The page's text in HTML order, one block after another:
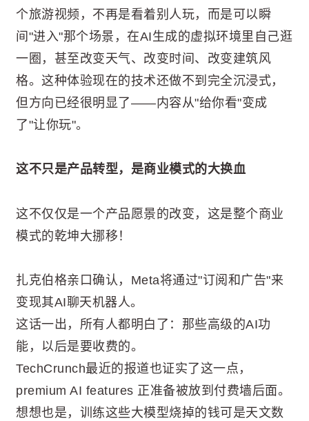
个旅游视频，不再是看着别人玩，而是可以瞬
间"进入"那个场景，在AI生成的虚拟环境里自己逛
一圈，甚至改变天气、改变时间、改变建筑风
格。这种体验现在的技术还做不到完全沉浸式，
但方向已经很明显了——内容从"给你看"变成
了"让你玩"。
这不只是产品转型，是商业模式的大换血
这不仅仅是一个产品愿景的改变，这是整个商业
模式的乾坤大挪移！
扎克伯格亲口确认，Meta将通过"订阅和广告"来
变现其AI聊天机器人。
这话一出，所有人都明白了：那些高级的AI功
能，以后是要收费的。
TechCrunch最近的报道也证实了这一点，
premium AI features 正准备被放到付费墙后面。
想想也是，训练这些大模型烧掉的钱可是天文数